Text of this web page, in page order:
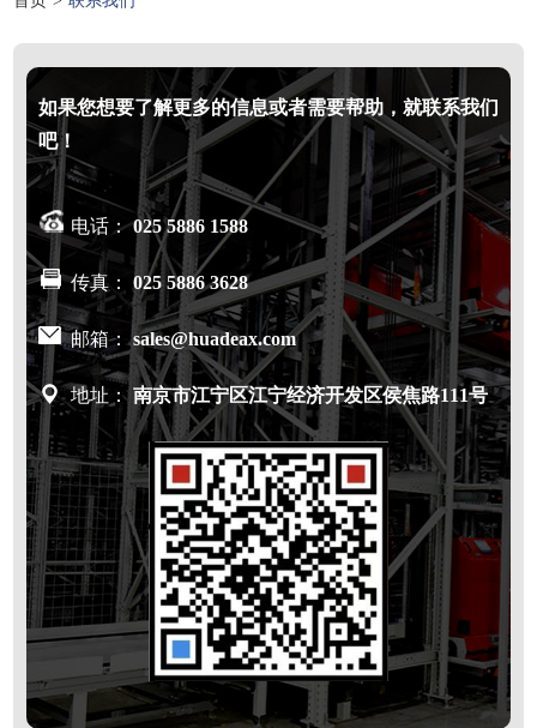
如果您想要了解更多的信息或者需要帮助，就联系我们
吧！
电话：025 5886 1588
传真： 025 5886 3628
邮箱：sales@huadeax.com
地址： 南京市江宁区江宁经济开发区侯焦路111号